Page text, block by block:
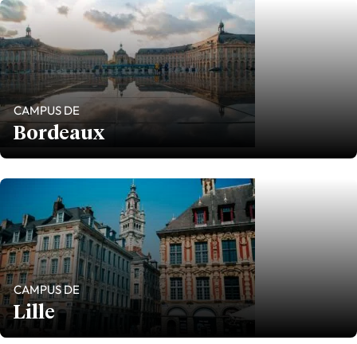
CAMPUS DE
Bordeaux
CAMPUS DE
Lille